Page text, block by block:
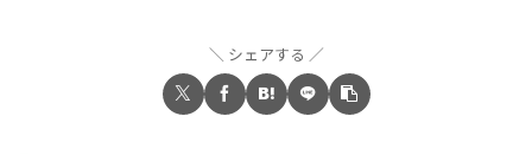
シェアする